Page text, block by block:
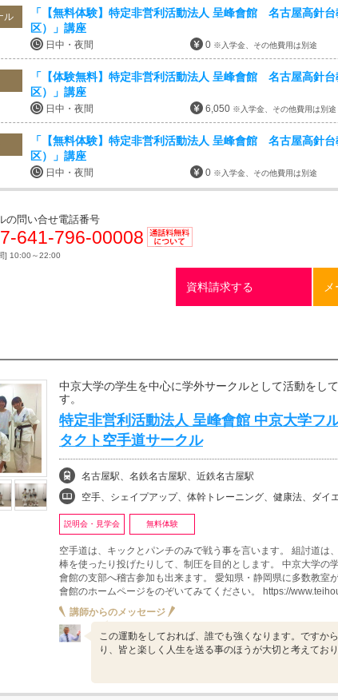
ル
「【無料体験】特定非営利活動法人 呈峰會館 名古屋高針
区）」講座
日中・夜間 0 ※入学金、その他費用は別途
「【体験無料】特定非営利活動法人 呈峰會館 名古屋高針
区）」講座
日中・夜間 6,050 ※入学金、その他費用は別途
「【無料体験】特定非営利活動法人 呈峰會館 名古屋高針
区）」講座
日中・夜間 0 ※入学金、その他費用は別途
の問い合せ電話番号
641-796-00008
無料
] 10:00～22:00
資料請求する
中京大学の学生を中心に学外サークルとして活動をし
す。
特定非営利活動法人 呈峰會館 中京大学フ
タクト空手道サークル
名古屋駅、名鉄名古屋駅、近鉄名古屋駅
空手、シェイプアップ、体幹トレーニング、健康法、ダイ
説明会・見学会 無料体験
空手道は、キックとパンチのみで戦う事を言います。 組討道は
棒を使ったり投げたりして、制圧を目的とします。 中京大学の
會館の支部へ稽古参加も出来ます。 愛知県・静岡県に多数教室
會館のホームページをのぞいてみてください。 https://
講師からのメッセージ
この運動をしておれば、誰でも強くなります。ですか
り、皆と楽しく人生を送る事のほうが大切と考えており